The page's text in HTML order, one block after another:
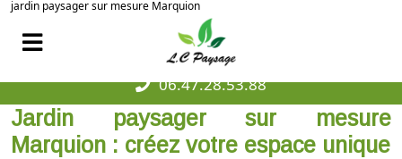
jardin paysager sur mesure Marquion
06.47.28.53.88
Jardin paysager sur mesure
Marquion : créez votre espace unique